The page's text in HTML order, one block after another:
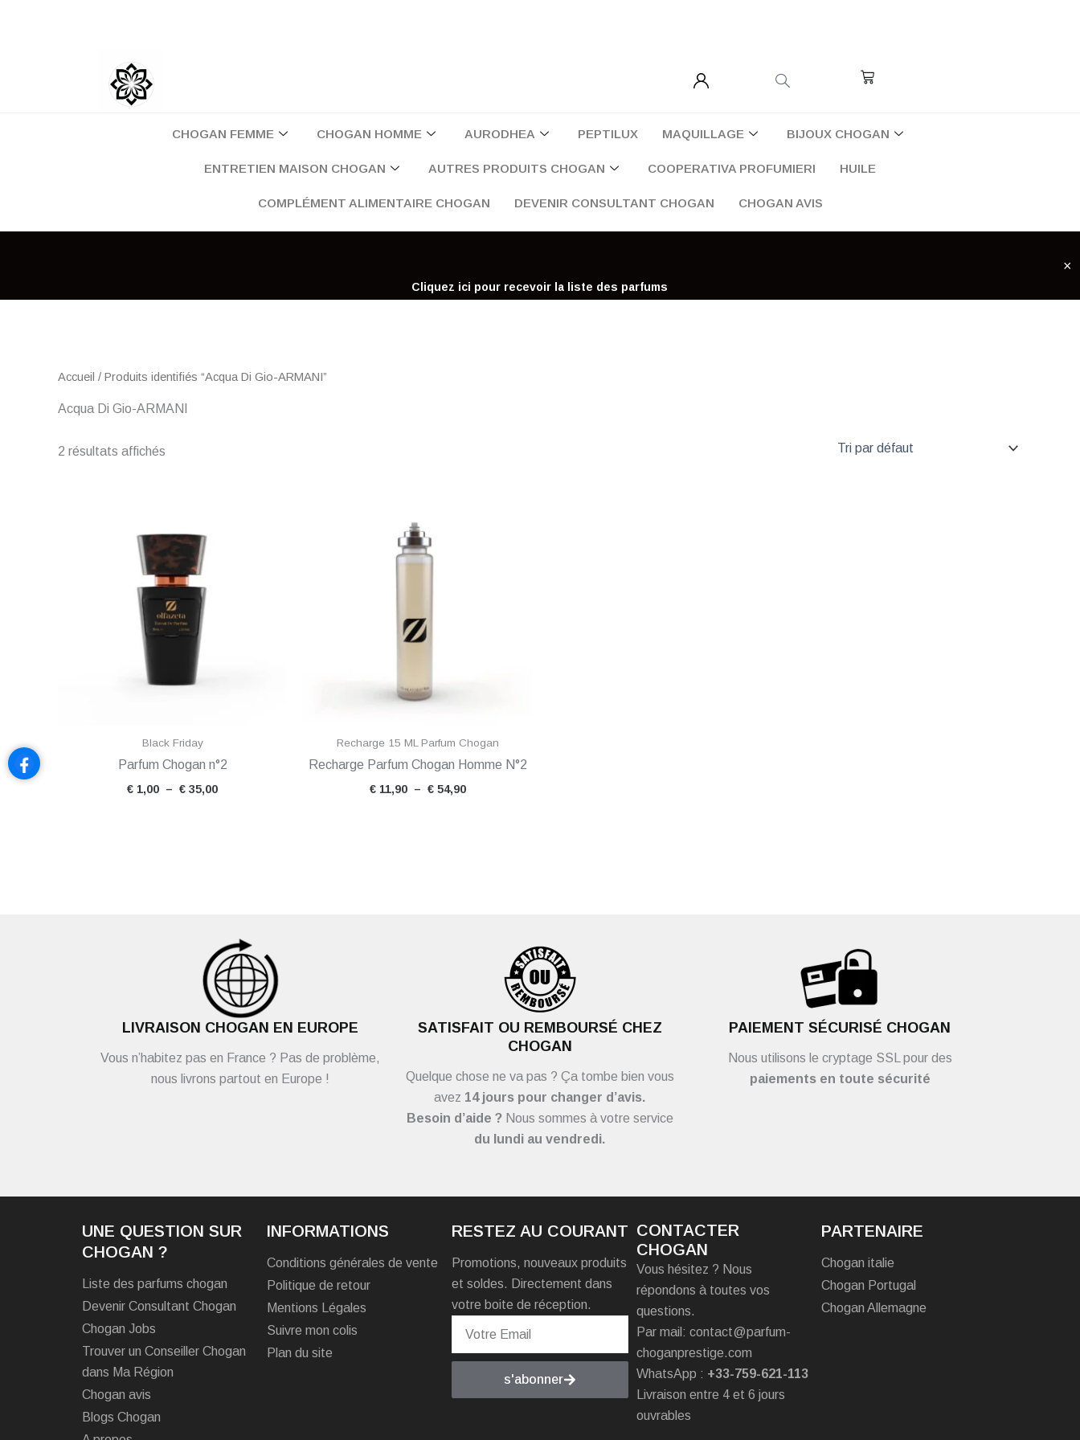
Cart
CHOGAN FEMME CHOGAN HOMME AURODHEA PEPTILUX MAQUILLAGE BIJOUX CHOGAN
ENTRETIEN MAISON CHOGAN AUTRES PRODUITS CHOGAN COOPERATIVA PROFUMIERI HUILE
COMPLÉMENT ALIMENTAIRE CHOGAN DEVENIR CONSULTANT CHOGAN CHOGAN AVIS
Cliquez ici pour recevoir la liste des parfums
×
Accueil / Produits identifiés “Acqua Di Gio-ARMANI”
Acqua Di Gio-ARMANI
2 résultats affichés
Black Friday
Parfum Chogan n°2
€ 1,00 – € 35,00
Recharge 15 ML Parfum Chogan
Recharge Parfum Chogan Homme N°2
€11,90 – €54,90
LIVRAISON CHOGAN EN EUROPE
Vous n’habitez pas en France ? Pas de problème,
nous livrons partout en Europe !
SATISFAIT OU REMBOURSÉ CHEZ
CHOGAN
Quelque chose ne va pas ? Ça tombe bien vous
avez 14 jours pour changer d’avis.
Besoin d’aide ?Nous sommes à votre service
du lundi au vendredi.
PAIEMENT SÉCURISÉ CHOGAN
Nous utilisons le cryptage SSL pour des
paiements en toute sécurité
UNE QUESTION SUR
CHOGAN ?
Liste des parfums chogan
Devenir Consultant Chogan
Chogan Jobs
Trouver un Conseiller Chogan
dans Ma Région
Chogan avis
Blogs Chogan
INFORMATIONS
Conditions générales de vente
Politique de retour
Mentions Légales
Suivre mon colis
Plan du site
RESTEZ AU COURANT
Promotions, nouveaux produits
et soldes. Directement dans
votre boite de réception.
s'abonner
CONTACTER
CHOGAN
Vous hésitez ? Nous
répondons à toutes vos
questions.
Par mail: contact@parfum-
choganprestige.com
WhatsApp : +33-759-621-113
Livraison entre 4 et 6 jours
ouvrables
PARTENAIRE
Chogan italie
Chogan Portugal
Chogan Allemagne